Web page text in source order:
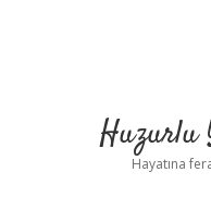
Huzurlu
Hayatına